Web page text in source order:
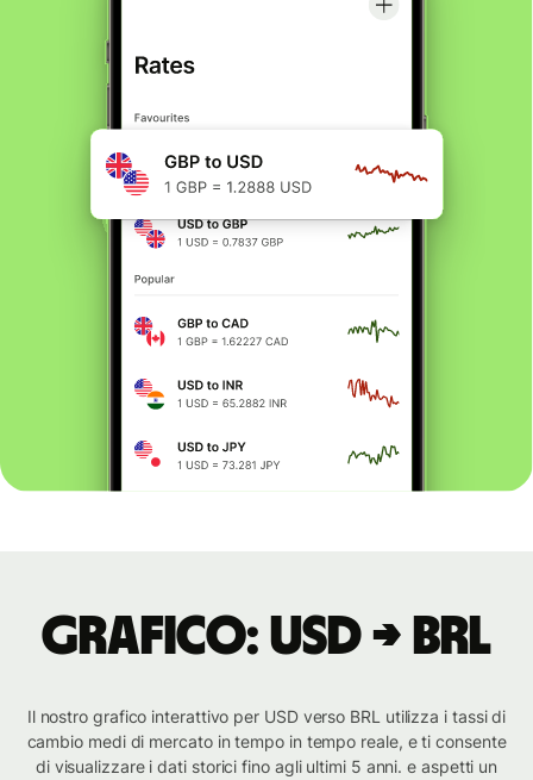
Grafico: USD → BRL
Il nostro grafico interattivo per USD verso BRL utilizza i tassi di
cambio medi di mercato in tempo in tempo reale, e ti consente
di visualizzare i dati storici fino agli ultimi 5 anni. e aspetti un